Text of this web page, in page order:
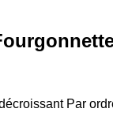
Par